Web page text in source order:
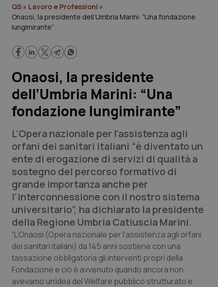
Governo e Parlamento
Regioni e Asl
Lavoro e Professioni
Scienza e Farmaci
Studi e Analisi
Lettere al direttore
Edizioni Regionali
QS Pro
Professionisti Sanitari.AI
Abruzzo
Basilicata
QS Pro Gold
Artrite & artrosi
QS Club Newsletter
QS » Lavoro e Professioni »
Onaosi, la presidente dell’Umbria Marini: “Una fondazione
lungimirante”
Onaosi, la presidente
dell’Umbria Marini: “Una
fondazione lungimirante”
L'Opera nazionale per l'assistenza agli
orfani dei sanitari italiani “è diventato un
ente di erogazione di servizi di qualità a
sostegno del percorso formativo di
grande importanza anche per
l’interconnessione con il nostro sistema
universitario”, ha dichiarato la presidente
della Regione Umbria Catiuscia Marini.
“L’Onaosi (Opera nazionale per l'assistenza agli orfani
dei sanitari italiani) da 145 anni sostiene con una
tassazione obbligatoria gli interventi propri della
Fondazione e ciò è avvenuto quando ancora non
avevamo un’idea del Welfare pubblico strutturato e